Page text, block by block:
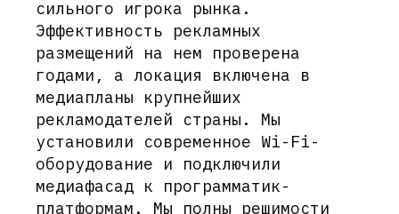
сильного игрока рынка.
Эффективность рекламных
размещений на нем проверена
годами, а локация включена в
медиапланы крупнейших
рекламодателей страны. Мы
установили современное Wi-Fi-
оборудование и подключили
медиафасад к программатик-
платформам. Мы полны решимости